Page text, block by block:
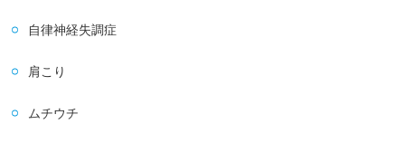
自律神経失調症
肩こり
ムチウチ